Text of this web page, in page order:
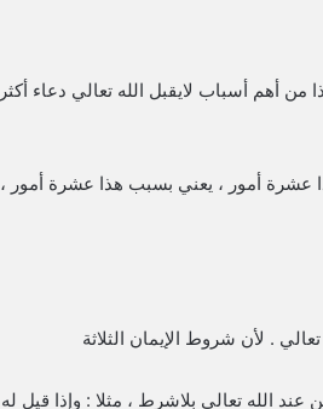
أهم أسباب لايقبل الله تعالي دعاء أكثر
عشرة أمور ، يعني بسبب هذا عشرة أمور ،
عند الله تعالي بلاشرط ، مثلا : وإذا قيل له